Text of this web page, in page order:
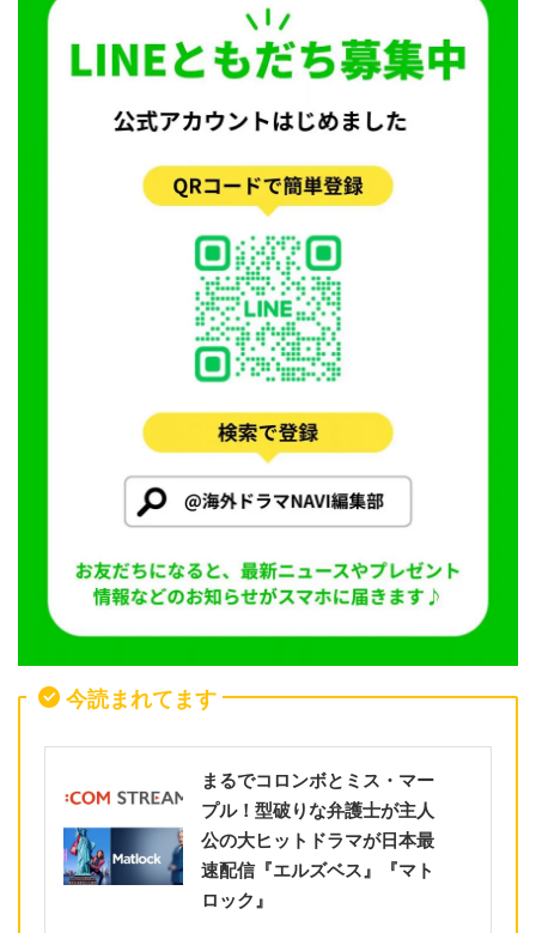
今読まれてます
まるでコロンボとミス・マー
プル！型破りな弁護士が主人
公の大ヒットドラマが日本最
速配信『エルズベス』『マト
ロック』